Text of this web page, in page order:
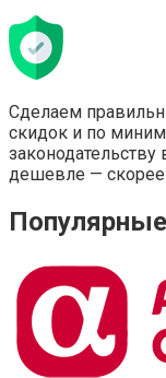
Сделаем
скидок и по
дешевле —